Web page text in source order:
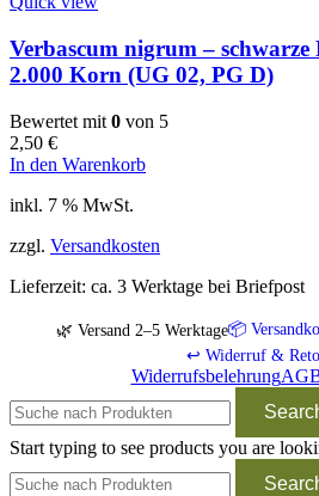
Verbascum nigrum – schwarze
2.000 Korn (UG 02, PG D)
Bewertet mit 0 von 5
2,50 €
In den Warenkorb
inkl. 7 % MwSt.
zzgl. Versandkosten
Lieferzeit: ca. 3 Werktage bei Briefpost
🌿 Versand 2–5 Werktage📦
↩️ Widerruf &
Widerrufsbelehrung
Start typing to see products you are